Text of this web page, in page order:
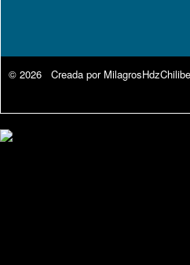
© 2026 Creada por